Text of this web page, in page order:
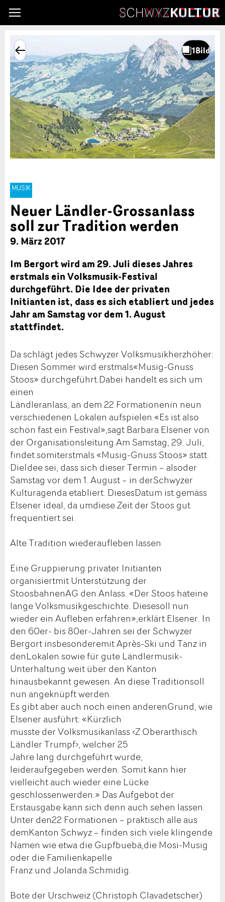
MUSIK
Neuer Ländler-Grossanlass
soll zur Tradition werden
9. März 2017
Im Bergort wird am 29. Juli dieses Jahres
erstmals ein Volksmusik-Festival
durchgeführt. Die Idee der privaten
Initianten ist, dass es sich etabliert und jedes
Jahr am Samstag vor dem 1. August
stattfindet.
Da schlägt jedes Schwyzer Volksmusikherzhöher:
Diesen Sommer wird erstmals«Musig-Gnuss
Stoos» durchgeführt.Dabei handelt es sich um
einen
Ländleranlass, an dem 22 Formationenin neun
verschiedenen Lokalen aufspielen.«Es ist also
schon fast ein Festival»,sagt Barbara Elsener von
der Organisationsleitung.Am Samstag, 29. Juli,
findet somiterstmals «Musig-Gnuss Stoos» statt.
DieIdee sei, dass sich dieser Termin – alsoder
Samstag vor dem 1. August – in derSchwyzer
Kulturagenda etabliert. DiesesDatum ist gemäss
Elsener ideal, da umdiese Zeit der Stoos gut
frequentiert sei.
Alte Tradition wiederaufleben lassen
Eine Gruppierung privater Initianten
organisiertmit Unterstützung der
StoosbahnenAG den Anlass. «Der Stoos hateine
lange Volksmusikgeschichte. Diesesoll nun
wieder ein Aufleben erfahren»,erklärt Elsener. In
den 60er- bis 80er-Jahren sei der Schwyzer
Bergort insbesonderemit Après-Ski und Tanz in
denLokalen sowie für gute Ländlermusik-
Unterhaltung weit über den Kanton
hinausbekannt gewesen. An diese Traditionsoll
nun angeknüpft werden.
Es gibt aber auch noch einen anderenGrund, wie
Elsener ausführt: «Kürzlich
musste der Volksmusikanlass ‹Z Oberarthisch
Ländler Trumpf›, welcher 25
Jahre lang durchgeführt wurde,
leideraufgegeben werden. Somit kann hier
vielleicht auch wieder eine Lücke
geschlossenwerden.» Das Aufgebot der
Erstausgabe kann sich denn auch sehen lassen.
Unter den22 Formationen – praktisch alle aus
demKanton Schwyz – finden sich viele klingende
Namen wie etwa die Gupfbuebä,die Mosi-Musig
oder die Familienkapelle
Franz und Jolanda Schmidig.
Bote der Urschweiz (Christoph Clavadetscher)